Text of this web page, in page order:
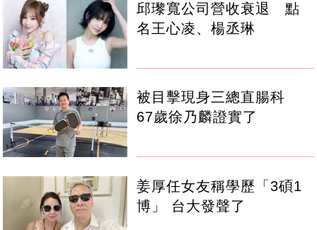
邱瓈寬公司營收衰退 點
名王心凌、楊丞琳
被目擊現身三總直腸科
67歲徐乃麟證實了
姜厚任女友稱學歷「3碩1
博」 台大發聲了